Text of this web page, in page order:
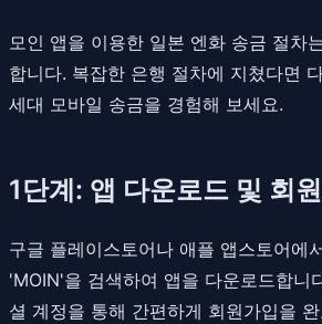
모인 앱을 이용한 일본 엔화 송금 절차
합니다. 복잡한 은행 절차에 지쳤다면
세대 모바일 송금을 경험해 보세요.
1단계: 앱 다운로드 및 회
구글 플레이스토어나 애플 앱스토어에
'MOIN'을 검색하여 앱을 다운로드합니
셜 계정을 통해 간편하게 회원가입을